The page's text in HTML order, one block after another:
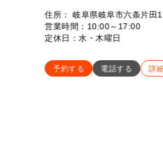
住所： 岐阜県岐阜市六条片田
営業時間：10:00～17:00
定休日：水・木曜日
予約する 電話する 詳